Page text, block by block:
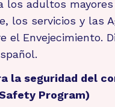
los adultos
los servicios y las
el Envejecimiento.
la seguridad del
Program)